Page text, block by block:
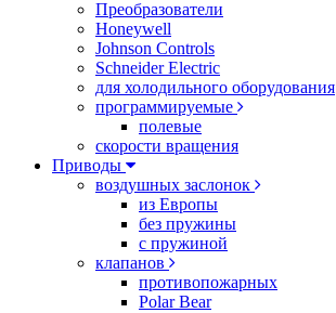
Преобразователи
Honeywell
Johnson Controls
Schneider Electric
для холодильного оборудования
программируемые
полевые
скорости вращения
Приводы
воздушных заслонок
из Европы
без пружины
с пружиной
клапанов
противопожарных
Polar Bear